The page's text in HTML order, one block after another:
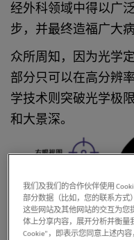
经外科领域中得以广
步，并最终造福广大病
众所周知，因为光学
部分只可以在高分辨
学技术则突破光学极
和大景深。
我们及我们的合作伙伴使用
部分数据（比如，您的联系方式
这些网站及其他网站的交互为您
体上分享内容，展开分析并衡量
Cookie”，即表示您同意上述内